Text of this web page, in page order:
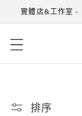
跳至內
容
實體店&工作室 -
排序